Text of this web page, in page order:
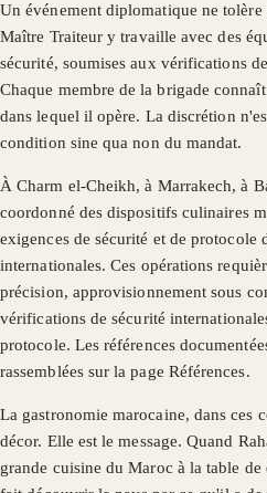
Un événement diplomatique ne
Maître Traiteur y travaille avec des
sécurité, soumises aux vérifications
Chaque membre de la brigade
dans lequel il opère. La discrétion
condition sine qua non du mandat.
À Charm el-Cheikh, à Marrakech, à
coordonné des dispositifs culinaires
exigences de sécurité et de protocole
internationales. Ces opérations
précision, approvisionnement sous
vérifications de sécurité
protocole. Les références
rassemblées sur la page Références.
La gastronomie marocaine, dans ces
décor. Elle est le message. Quand
grande cuisine du Maroc à la table